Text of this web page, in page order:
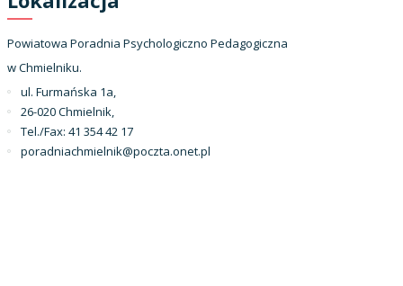
Powiatowa Poradnia Psychologiczno Pedagogiczna
w Chmielniku.
ul. Furmańska 1a,
26-020 Chmielnik,
Tel./Fax: 41 354 42 17
poradniachmielnik@poczta.onet.pl